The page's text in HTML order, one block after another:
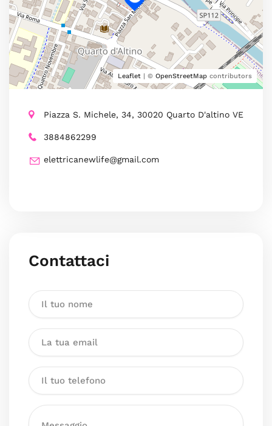
Leaflet | © OpenStreetMap contributors
Piazza S. Michele, 34, 30020 Quarto D'altino VE
3884862299
elettricanewlife@gmail.com
Contattaci